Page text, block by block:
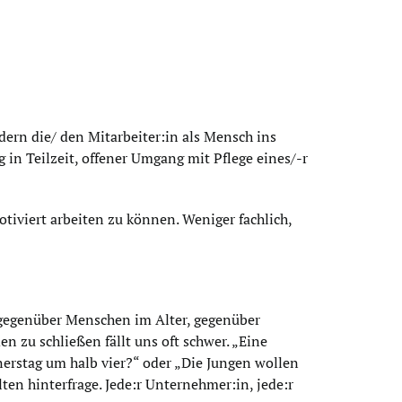
die/ den Mitarbeiter:in als Mensch ins
Teilzeit, offener Umgang mit Pflege eines/-r
arbeiten zu können. Weniger fachlich,
Menschen im Alter, gegenüber
zu schließen fällt uns oft schwer. „Eine
um halb vier?“ oder „Die Jungen wollen
hinterfrage. Jede:r Unternehmer:in, jede:r